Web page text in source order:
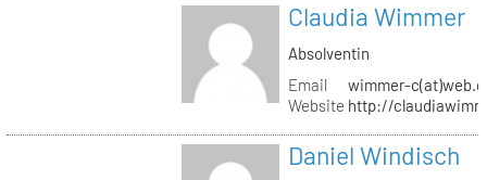
Claudia Wimmer
Absolventin
Email
wimmer-
Website http://
Daniel Windisch